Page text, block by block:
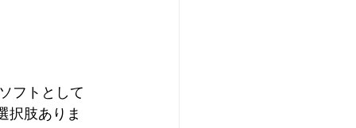
フトとして
択肢ありま